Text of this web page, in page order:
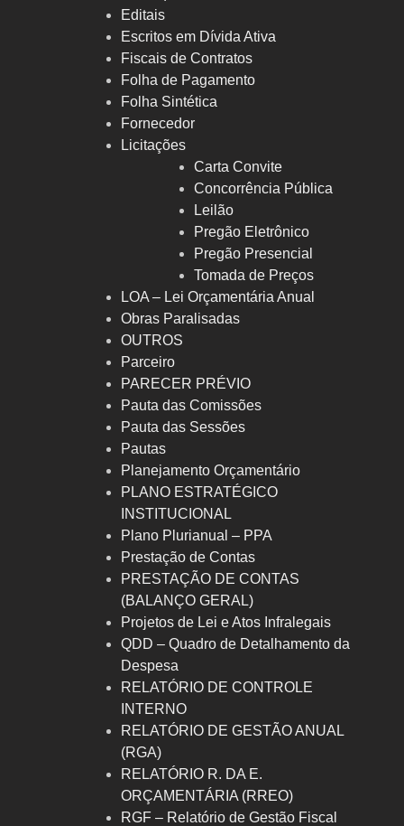
Editais
Escritos em Dívida Ativa
Fiscais de Contratos
Folha de Pagamento
Folha Sintética
Fornecedor
Licitações
Carta Convite
Concorrência Pública
Leilão
Pregão Eletrônico
Pregão Presencial
Tomada de Preços
LOA – Lei Orçamentária Anual
Obras Paralisadas
OUTROS
Parceiro
PARECER PRÉVIO
Pauta das Comissões
Pauta das Sessões
Pautas
Planejamento Orçamentário
PLANO ESTRATÉGICO
INSTITUCIONAL
Plano Plurianual – PPA
Prestação de Contas
PRESTAÇÃO DE CONTAS
(BALANÇO GERAL)
Projetos de Lei e Atos Infralegais
QDD – Quadro de Detalhamento da
Despesa
RELATÓRIO DE CONTROLE
INTERNO
RELATÓRIO DE GESTÃO ANUAL
(RGA)
RELATÓRIO R. DA E.
ORÇAMENTÁRIA (RREO)
RGF – Relatório de Gestão Fiscal